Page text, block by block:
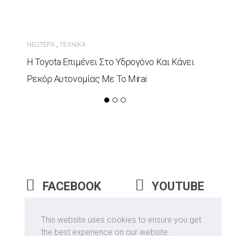
This website uses cookies to ensure you get
the best experience on our website.
ΝΕΏΤΕΡΑ,ΤΕΧΝΙΚΆ
Η Toyota Επιμένει Στο Υδρογόνο Και Κάνει
Ρεκόρ Αυτονομίας Με Το Mirai
FACEBOOK
YOUTUBE
INSTAGRAM